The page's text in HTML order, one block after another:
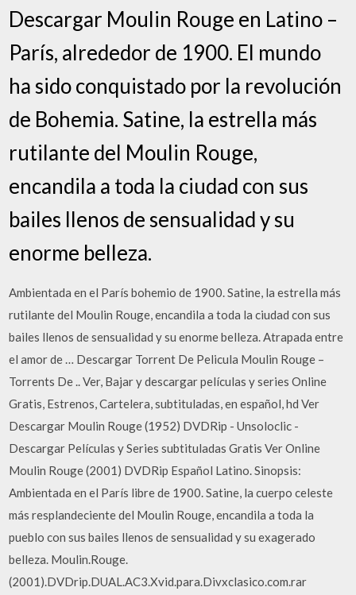
Descargar Moulin Rouge en Latino –
París, alrededor de 1900. El mundo
ha sido conquistado por la revolución
de Bohemia. Satine, la estrella más
rutilante del Moulin Rouge,
encandila a toda la ciudad con sus
bailes llenos de sensualidad y su
enorme belleza.
Ambientada en el París bohemio de 1900. Satine, la estrella más
rutilante del Moulin Rouge, encandila a toda la ciudad con sus
bailes llenos de sensualidad y su enorme belleza. Atrapada entre
el amor de … Descargar Torrent De Pelicula Moulin Rouge –
Torrents De .. Ver, Bajar y descargar películas y series Online
Gratis, Estrenos, Cartelera, subtituladas, en español, hd Ver
Descargar Moulin Rouge (1952) DVDRip - Unsoloclic -
Descargar Películas y Series subtituladas Gratis Ver Online
Moulin Rouge (2001) DVDRip Español Latino. Sinopsis:
Ambientada en el París libre de 1900. Satine, la cuerpo celeste
más resplandeciente del Moulin Rouge, encandila a toda la
pueblo con sus bailes llenos de sensualidad y su exagerado
belleza. Moulin.Rouge.
(2001).DVDrip.DUAL.AC3.Xvid.para.Divxclasico.com.rar